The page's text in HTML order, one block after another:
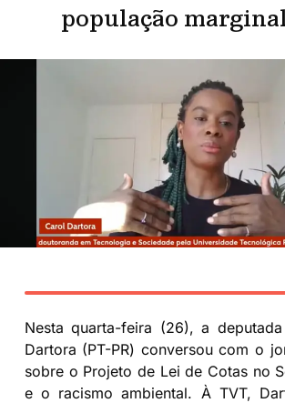
população
Nesta quarta-feira (26), a
Dartora (PT-PR) conversou com o
sobre o Projeto de Lei de Cotas no
e o racismo ambiental. À TVT,